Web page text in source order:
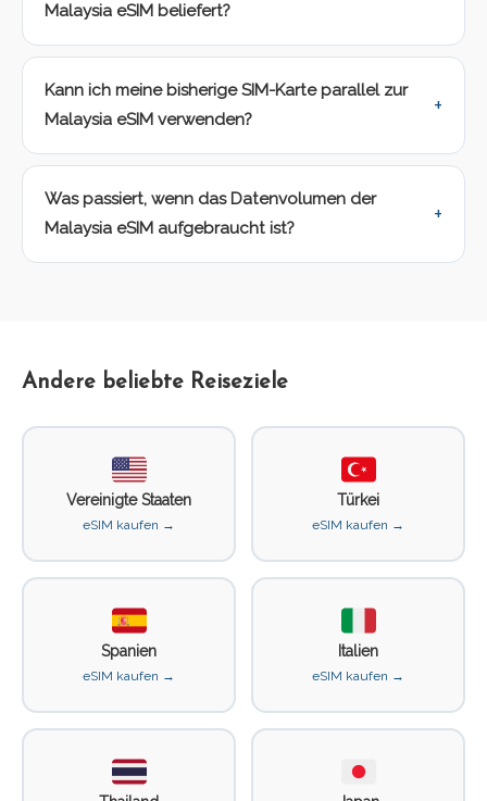
Malaysia eSIM beliefert?
Kann ich meine bisherige SIM-Karte parallel zur
Malaysia eSIM verwenden?
Was passiert, wenn das Datenvolumen der
Malaysia eSIM aufgebraucht ist?
Andere beliebte Reiseziele
Vereinigte Staaten
eSIM kaufen →
Türkei
eSIM kaufen →
Spanien
eSIM kaufen →
Italien
eSIM kaufen →